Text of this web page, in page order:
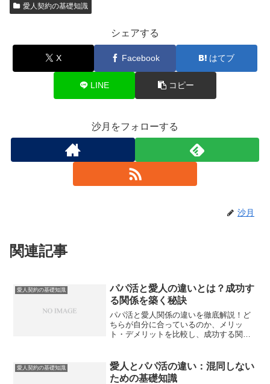
愛人契約の基礎知識
シェアする
X Facebook はてブ
LINE コピー
沙月をフォローする
沙月
関連記事
愛人契約の基礎知識
パパ活と愛人の違いとは？成功す
る関係を築く秘訣
パパ活と愛人関係の違いを徹底解説！ど
ちらが自分に合っているのか、メリッ
ト・デメリットを比較し、成功する関係
愛人契約の基礎知識
愛人とパパ活の違い：混同しない
ための基礎知識